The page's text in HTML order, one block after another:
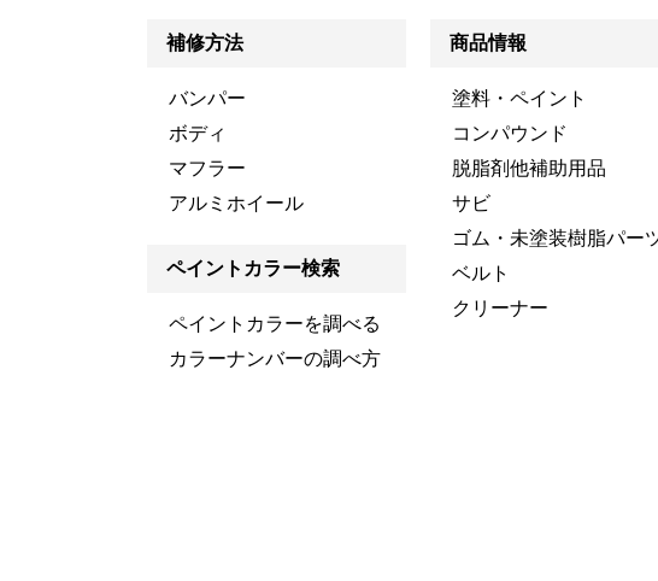
補修方法
バンパー
ボディ
マフラー
アルミホイール
ペイントカラー検索
ペイントカラーを調べる
カラーナンバーの調べ方
商品情報
塗料・ペイント
コンパウンド
脱脂剤他補助用品
サビ
ゴム・未塗装樹脂パー
ベルト
クリーナー